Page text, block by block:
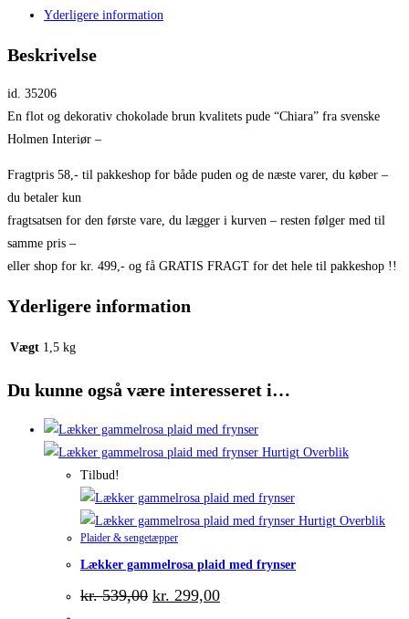
Yderligere information
Beskrivelse
id. 35206
En flot og dekorativ chokolade brun kvalitets pude “Chiara” fra svenske
Holmen Interiør –
Fragtpris 58,- til pakkeshop for både puden og de næste varer, du køber –
du betaler kun
fragtsatsen for den første vare, du lægger i kurven – resten følger med til
samme pris –
eller shop for kr. 499,- og få GRATIS FRAGT for det hele til pakkeshop !!
Yderligere information
Vægt 1,5 kg
Du kunne også være interesseret i…
Hurtigt Overblik
Tilbud!
Hurtigt Overblik
Plaider & sengetæpper
Lækker gammelrosa plaid med frynser
kr.539,00 Den
oprindelige
kr. 299,00Den
aktuelle